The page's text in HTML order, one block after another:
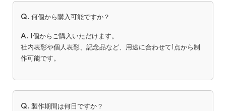
Q. 何個から購入可能ですか？
A. 1個からご購入いただけます。
社内表彰や個人表彰、記念品など、用途に合わせて1点から制
作可能です。
Q. 製作期間は何日ですか？